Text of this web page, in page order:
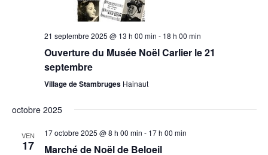
21 septembre 2025 @ 13 h 00 min - 18 h 00 min
Ouverture du Musée Noël Carlier le 21
septembre
Village de Stambruges Hainaut
octobre 2025
VEN
17
17 octobre 2025 @ 8 h 00 min - 17 h 00 min
Marché de Noël de Beloeil